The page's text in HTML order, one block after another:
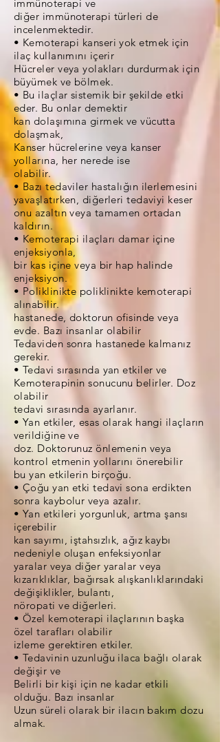
immünoterapi ve
diğer immünoterapi türleri de
incelenmektedir.
• Kemoterapi kanseri yok etmek için
ilaç kullanımını içerir
Hücreler veya yolakları durdurmak için
büyümek ve bölmek.
• Bu ilaçlar sistemik bir şekilde etki
eder. Bu onlar demektir
kan dolaşımına girmek ve vücutta
dolaşmak,
Kanser hücrelerine veya kanser
yollarına, her nerede ise
olabilir.
• Bazı tedaviler hastalığın ilerlemesini
yavaşlatırken, diğerleri tedaviyi keser
onu azaltın veya tamamen ortadan
kaldırın.
• Kemoterapi ilaçları damar içine
enjeksiyonla,
bir kas içine veya bir hap halinde
enjeksiyon.
• Poliklinikte poliklinikte kemoterapi
alınabilir.
hastanede, doktorun ofisinde veya
evde. Bazı insanlar olabilir
Tedaviden sonra hastanede kalmanız
gerekir.
• Tedavi sırasında yan etkiler ve
Kemoterapinin sonucunu belirler. Doz
olabilir
tedavi sırasında ayarlanır.
• Yan etkiler, esas olarak hangi ilaçların
verildiğine ve
doz. Doktorunuz önlemenin veya
kontrol etmenin yollarını önerebilir
bu yan etkilerin birçoğu.
• Çoğu yan etki tedavi sona erdikten
sonra kaybolur veya azalır.
• Yan etkileri yorgunluk, artma şansı
içerebilir
kan sayımı, iştahsızlık, ağız kaybı
nedeniyle oluşan enfeksiyonlar
yaralar veya diğer yaralar veya
kızarıklıklar, bağırsak alışkanlıklarındaki
değişiklikler, bulantı,
nöropati ve diğerleri.
• Özel kemoterapi ilaçlarının başka
özel tarafları olabilir
izleme gerektiren etkiler.
• Tedavinin uzunluğu ilaca bağlı olarak
değişir ve
Belirli bir kişi için ne kadar etkili
olduğu. Bazı insanlar
Uzun süreli olarak bir ilacın bakım dozu
almak.